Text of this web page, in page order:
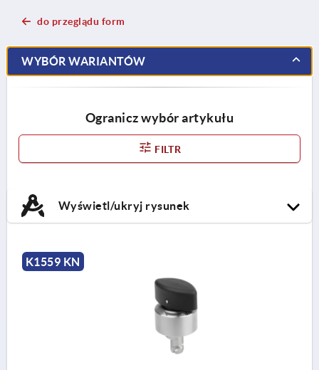
do przeglądu form
WYBÓR WARIANTÓW
Ogranicz wybór artykułu
FILTR
Wyświetl/ukryj rysunek
K1559 KN